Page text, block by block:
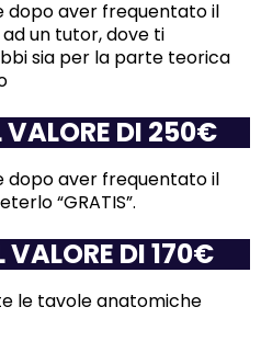
dopo aver frequentato il
un tutor, dove ti
sia per la parte teorica
VALORE DI 250€
dopo aver frequentato il
“GRATIS”.
VALORE DI 170€
le tavole anatomiche